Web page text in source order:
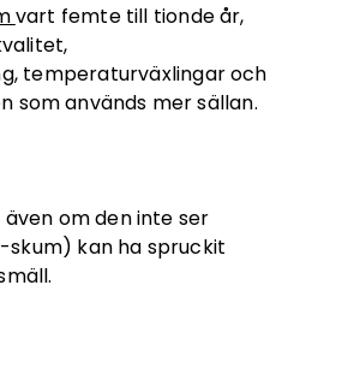
vart femte till tionde år,
temperaturväxlingar och
som används mer sällan.
om den inte ser
skum) kan ha spruckit